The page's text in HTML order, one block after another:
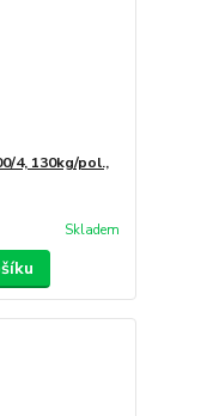
4, 130kg/pol.,
Skladem